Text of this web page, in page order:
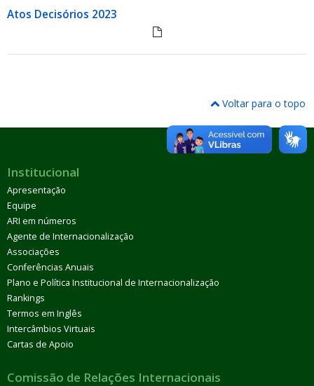
Atos Decisórios 2023
Voltar para o topo
Institucional
Apresentação
Equipe
ARI em números
Agente de Internacionalização
Associações
Conferências Anuais
Plano e Política Institucional de Internacionalização
Rankings
Termos em Inglês
Intercâmbios Virtuais
Cartas de Apoio
Comissão de Relações Internacionais